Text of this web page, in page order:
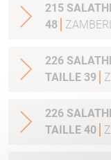
215
48
226
TAILLE 39
226
TAILLE 40